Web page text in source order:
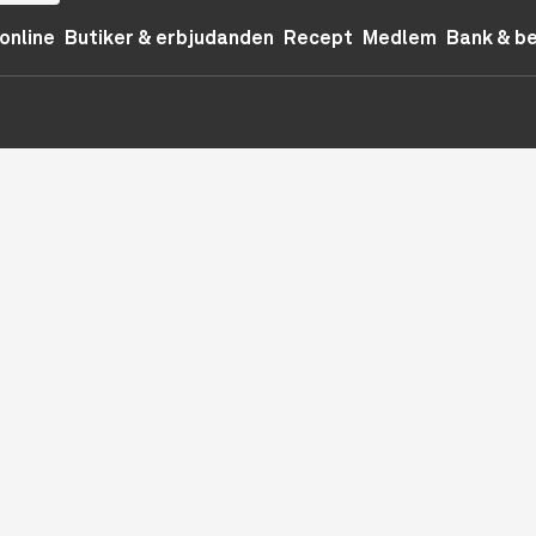
Butiker & erbjudanden Recept Medlem Bank &